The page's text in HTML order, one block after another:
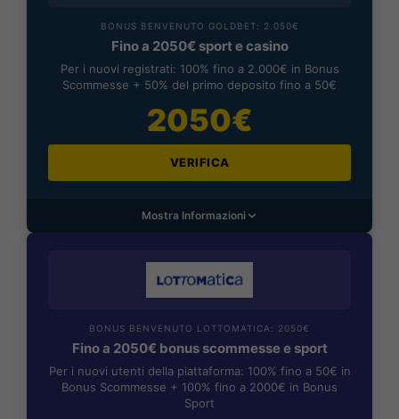
BONUS BENVENUTO GOLDBET: 2.050€
Fino a 2050€ sport e casino
Per i nuovi registrati: 100% fino a 2.000€ in Bonus
Scommesse + 50% del primo deposito fino a 50€
2050€
VERIFICA
Mostra Informazioni
BONUS BENVENUTO LOTTOMATICA: 2050€
Fino a 2050€ bonus scommesse e sport
Per i nuovi utenti della piattaforma: 100% fino a 50€ in
Bonus Scommesse + 100% fino a 2000€ in Bonus
Sport